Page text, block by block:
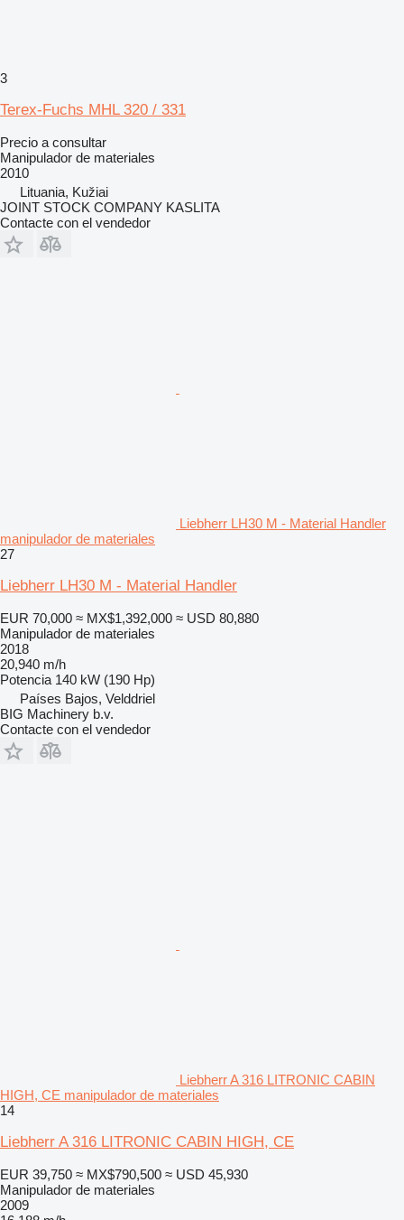
3
Terex-Fuchs MHL 320 / 331
Precio a consultar
Manipulador de materiales
2010
Lituania, Kužiai
JOINT STOCK COMPANY KASLITA
Contacte con el vendedor
Liebherr LH30 M - Material Handler
manipulador de materiales
27
Liebherr LH30 M - Material Handler
EUR 70,000 ≈ MX$1,392,000 ≈ USD 80,880
Manipulador de materiales
2018
20,940 m/h
Potencia 140 kW (190 Hp)
Países Bajos, Velddriel
BIG Machinery b.v.
Contacte con el vendedor
Liebherr A 316 LITRONIC CABIN
HIGH, CE manipulador de materiales
14
Liebherr A 316 LITRONIC CABIN HIGH, CE
EUR 39,750 ≈ MX$790,500 ≈ USD 45,930
Manipulador de materiales
2009